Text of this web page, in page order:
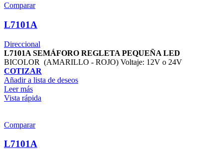
Comparar
L7101A
Direccional
L7101A SEMÁFORO REGLETA PEQUEÑA LED
BICOLOR (AMARILLO - ROJO) Voltaje: 12V o 24V
COTIZAR
Añadir a lista de deseos
Leer más
Vista rápida
Comparar
L7101A